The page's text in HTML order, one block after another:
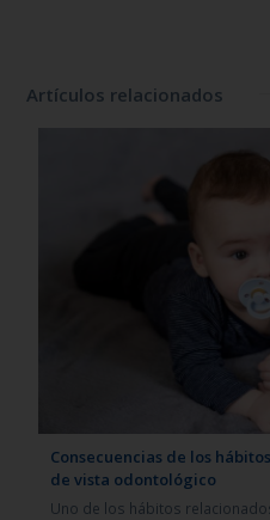
Artículos relacionados
Consecuencias de los
de vista odontológico
Uno de los hábitos